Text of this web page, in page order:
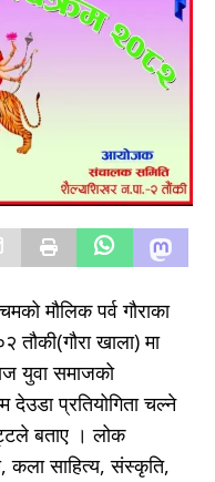
मौलिक पर्व गौराका
तौकी(गौरा खाला) मा
युवा समाजको
प्रतियोगिता चल्ने
बताए । लोक
कला साहित्य, संस्कृति,